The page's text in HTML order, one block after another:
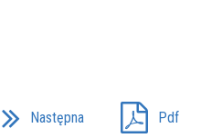
Następna Pdf